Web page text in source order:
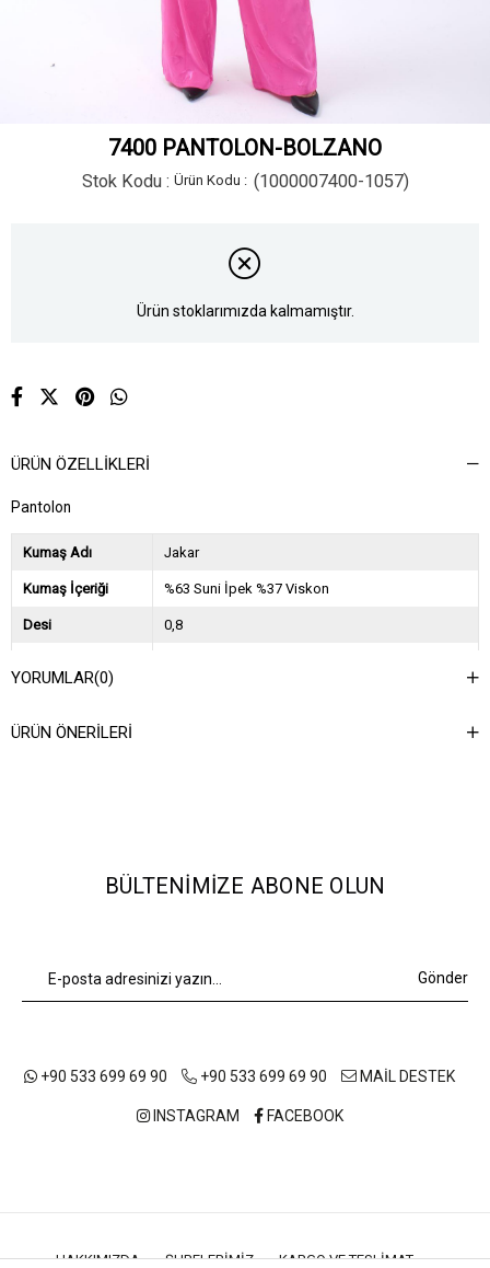
7400 PANTOLON-BOLZANO
Stok Kodu (1000007400-1057)
Ürün stoklarımızda kalmamıştır.
ÜRÜN ÖZELLIKLERI
Pantolon
Kumaş Adı Jakar
Kumaş İçeriği %63 Suni İpek %37 Viskon
Desi 0,8
Asorti Bilgisi
YORUMLAR(0)
ÜRÜN ÖNERILERI
BÜLTENIMIZE ABONE OLUN
Gönder
+90 533 699 69 90 +90 533 699 69 90 MAİL DESTEK
INSTAGRAM FACEBOOK
HAKKIMIZDA ŞUBELERIMIZ
KARGO VE TESLIMAT